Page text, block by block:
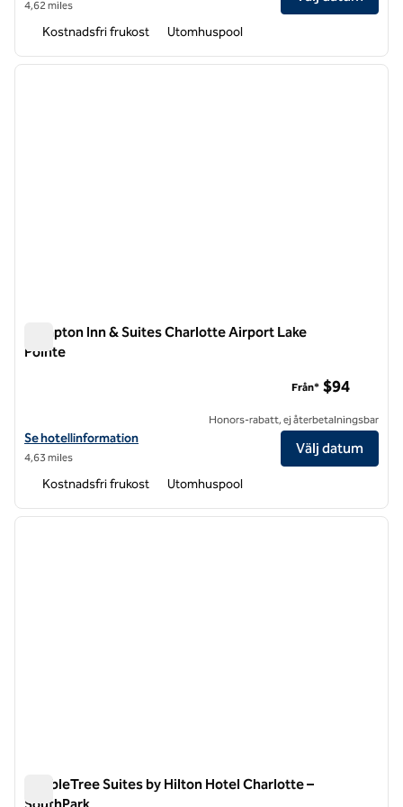
4,62 miles
Kostnadsfri frukost Utomhuspool
1 av 12
nästa
Hampton Inn & Suites Charlotte Airport Lake
Pointe
Visa hotelldetaljer för Hampton Inn & Suites Charlotte Airport Lake
Se hotellinformation
4,63 miles
Från* $94
Honors-rabatt, ej återbetalningsbar
Välj datum
Kostnadsfri frukost Utomhuspool
1 av 12
nästa
DoubleTree Suites by Hilton Hotel Charlotte –